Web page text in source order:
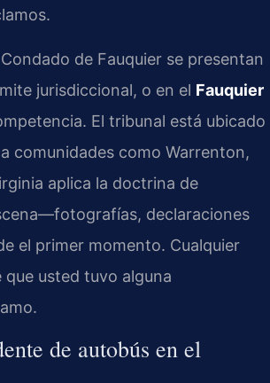
de Fauquier se presentan
jurisdiccional, o en el Fauquier
El tribunal está ubicado
comunidades como Warrenton,
aplica la doctrina de
declaraciones
el primer momento. Cualquier
usted tuvo alguna
de autobús en el